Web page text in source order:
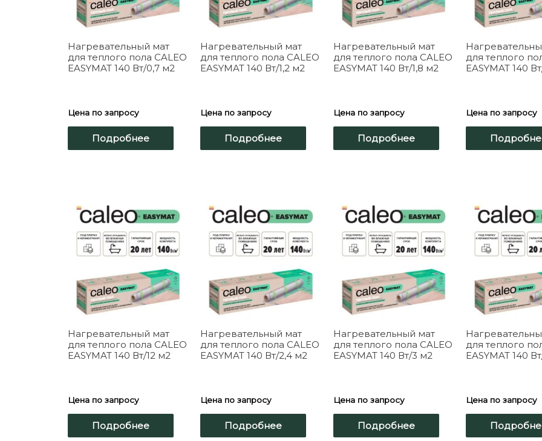
Нагревательный мат
для теплого пола CALEO
EASYMAT 140 Вт/0,7 м2
Цена по запросу
Подробнее
Нагревательный мат
для теплого пола CALEO
EASYMAT 140 Вт/1,2 м2
Цена по запросу
Подробнее
Нагревательный мат
для теплого пола CALEO
EASYMAT 140 Вт/1,8 м2
Цена по запросу
Подробнее
для теплого
EASYMAT 140
Цена по запросу
Нагревательный мат
для теплого пола CALEO
EASYMAT 140 Вт/12 м2
Цена по запросу
Подробнее
Нагревательный мат
для теплого пола CALEO
EASYMAT 140 Вт/2,4 м2
Цена по запросу
Подробнее
Нагревательный мат
для теплого пола CALEO
EASYMAT 140 Вт/3 м2
Цена по запросу
Подробнее
для теплого
EASYMAT 140
Цена по запросу